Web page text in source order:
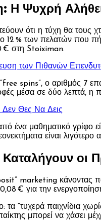
Η Ψυχρή
ότι η τύχη θα τους
12 % των πελατών
€ στη Stoiximan.
των Πιθανών
spins”, ο αριθμός 7
μέσα σε δύο λεπτά, η
Θες Να Δεις
ένα μαθηματικό
είναι λιγότερο
οι
marketing κάνοντας
€ για την
παιχνίδια
μπορεί να χάσει